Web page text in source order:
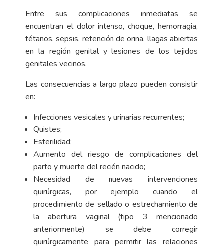
Entre sus complicaciones inmediatas se
encuentran el dolor intenso, choque, hemorragia,
tétanos, sepsis, retención de orina, llagas abiertas
en la región genital y lesiones de los tejidos
genitales vecinos.
Las consecuencias a largo plazo pueden consistir
en:
Infecciones vesicales y urinarias recurrentes;
Quistes;
Esterilidad;
Aumento del riesgo de complicaciones del
parto y muerte del recién nacido;
Necesidad de nuevas intervenciones
quirúrgicas, por ejemplo cuando el
procedimiento de sellado o estrechamiento de
la abertura vaginal (tipo 3 mencionado
anteriormente) se debe corregir
quirúrgicamente para permitir las relaciones